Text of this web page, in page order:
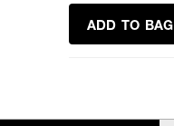
ADD TO BAG